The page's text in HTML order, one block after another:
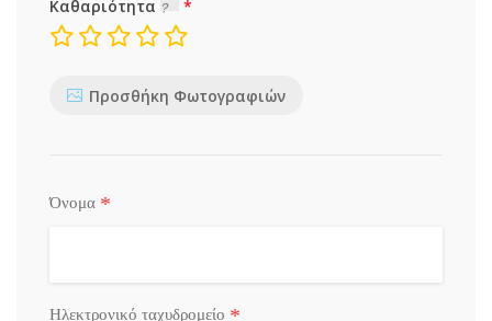
Καθαριότητα
Προσθήκη Φωτογραφιών
Όνομα *
Ηλεκτρονικό ταχυδρομείο *